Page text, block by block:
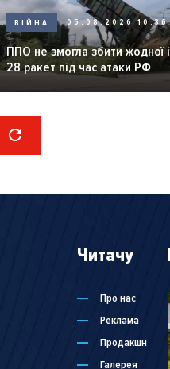
ВІЙНА 05.08.2026 10:36
ППО не змогла збити жодної
28 ракет під час атаки РФ
Читачу
Про нас
Реклама
Продакшн
Галерея